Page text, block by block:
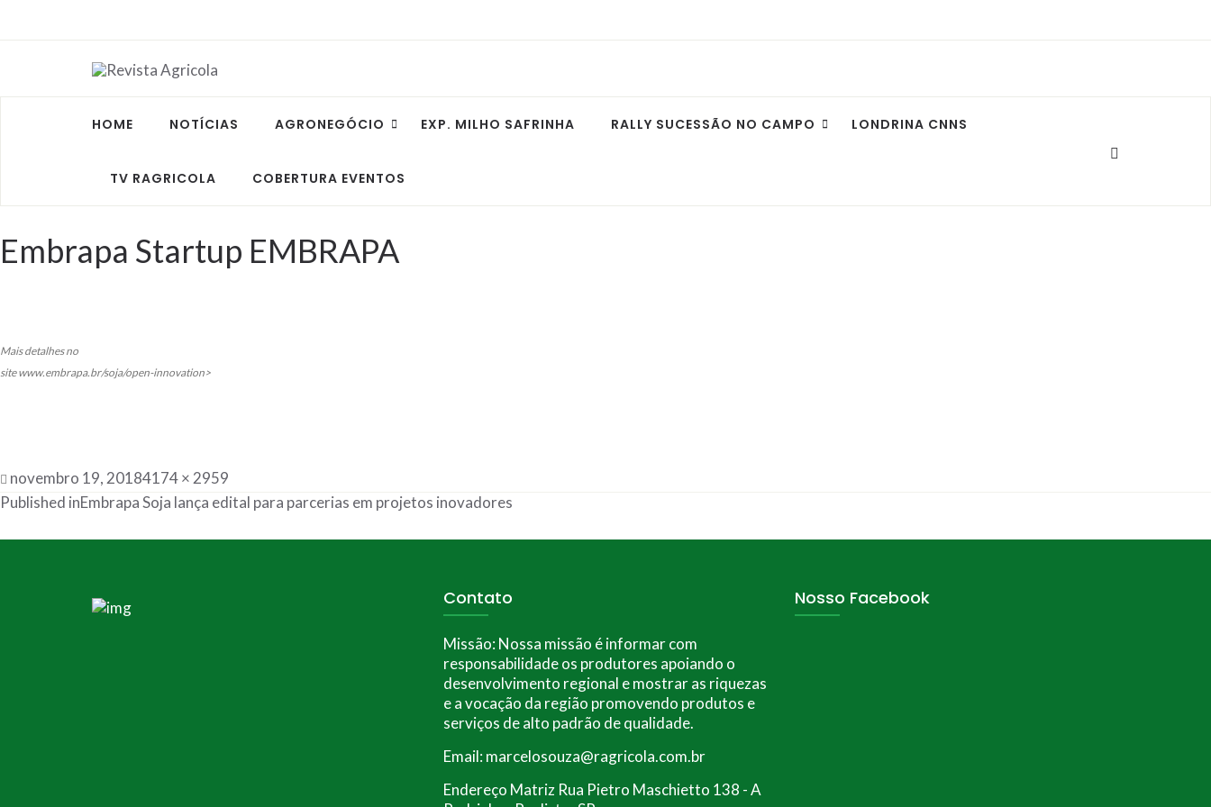
HOME NOTÍCIAS AGRONEGÓCIO EXP. MILHO SAFRINHA RALLY SUCESSÃO NO CAMPO LONDRINA CNNS
TV RAGRICOLA COBERTURA EVENTOS
Embrapa Startup EMBRAPA
Mais detalhes no
site www.embrapa.br/soja/open-innovation>
novembro 19, 20184174 × 2959
Published inEmbrapa Soja lança edital para parcerias em projetos inovadores
Contato
Missão:Nossa missão é informar com
responsabilidade os produtores apoiando o
desenvolvimento regional e mostrar as riquezas
e a vocação da região promovendo produtos e
serviços de alto padrão de qualidade.
Email: marcelosouza@ragricola.com.br
Endereço Matriz Rua Pietro Maschietto 138 - A
Nosso Facebook